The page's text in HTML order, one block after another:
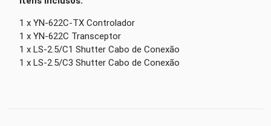
1 x YN-622C-TX Controlador
1 x YN-622C Transceptor
1 x LS-2.5/C1 Shutter Cabo de Conexão
1 x LS-2.5/C3 Shutter Cabo de Conexão